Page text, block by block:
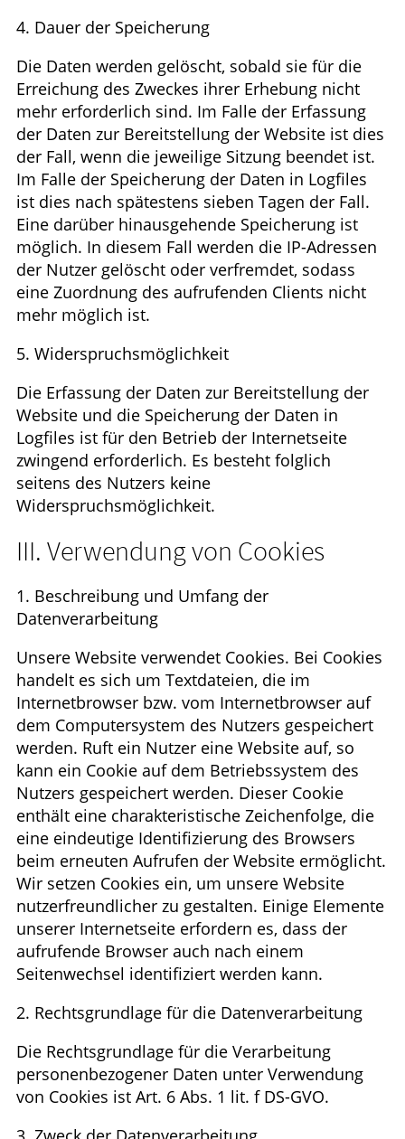
4. Dauer der Speicherung
Die Daten werden gelöscht, sobald sie für die
Erreichung des Zweckes ihrer Erhebung nicht
mehr erforderlich sind. Im Falle der Erfassung
der Daten zur Bereitstellung der Website ist dies
der Fall, wenn die jeweilige Sitzung beendet ist.
Im Falle der Speicherung der Daten in Logfiles
ist dies nach spätestens sieben Tagen der Fall.
Eine darüber hinausgehende Speicherung ist
möglich. In diesem Fall werden die IP-Adressen
der Nutzer gelöscht oder verfremdet, sodass
eine Zuordnung des aufrufenden Clients nicht
mehr möglich ist.
5. Widerspruchsmöglichkeit
Die Erfassung der Daten zur Bereitstellung der
Website und die Speicherung der Daten in
Logfiles ist für den Betrieb der Internetseite
zwingend erforderlich. Es besteht folglich
seitens des Nutzers keine
Widerspruchsmöglichkeit.
III. Verwendung von Cookies
1. Beschreibung und Umfang der
Datenverarbeitung
Unsere Website verwendet Cookies. Bei Cookies
handelt es sich um Textdateien, die im
Internetbrowser bzw. vom Internetbrowser auf
dem Computersystem des Nutzers gespeichert
werden. Ruft ein Nutzer eine Website auf, so
kann ein Cookie auf dem Betriebssystem des
Nutzers gespeichert werden. Dieser Cookie
enthält eine charakteristische Zeichenfolge, die
eine eindeutige Identifizierung des Browsers
beim erneuten Aufrufen der Website ermöglicht.
Wir setzen Cookies ein, um unsere Website
nutzerfreundlicher zu gestalten. Einige Elemente
unserer Internetseite erfordern es, dass der
aufrufende Browser auch nach einem
Seitenwechsel identifiziert werden kann.
2. Rechtsgrundlage für die Datenverarbeitung
Die Rechtsgrundlage für die Verarbeitung
personenbezogener Daten unter Verwendung
von Cookies ist Art. 6 Abs. 1 lit. f DS-GVO.